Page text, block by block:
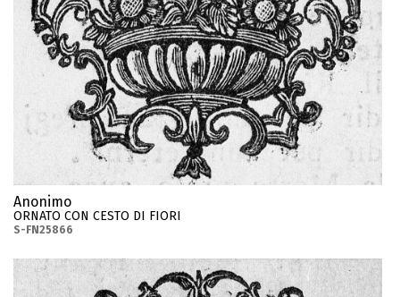
Anonimo
ORNATO CON CESTO DI FIORI
S-FN25866